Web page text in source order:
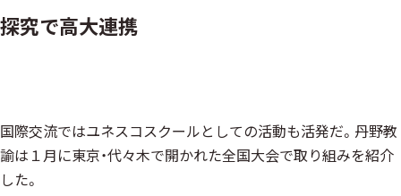
探究で高大連携
国際交流ではユネスコスクールとしての活動も活発だ。丹野教
諭は１月に東京・代々木で開かれた全国大会で取り組みを紹介
した。